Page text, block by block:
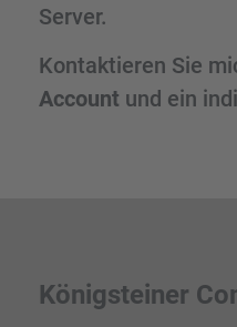
Server.
Kontaktieren Sie
Account und ein
Königsteiner